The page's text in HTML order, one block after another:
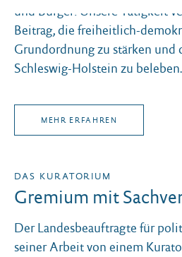
und Bürger! Unsere Tätigkeit
Beitrag, die freiheitlich-
Grundordnung zu stärken
Schleswig-Holstein zu beleben.
MEHR ERFAHREN
DAS KURATORIUM
Gremium mit
Der Landesbeauftragte für
seiner Arbeit von einem